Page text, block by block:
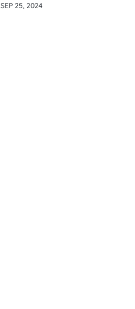
SEP 25, 2024